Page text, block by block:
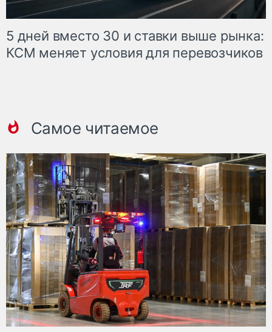
5 дней вместо 30 и ставки выше рынка:
КСМ меняет условия для перевозчиков
Самое читаемое